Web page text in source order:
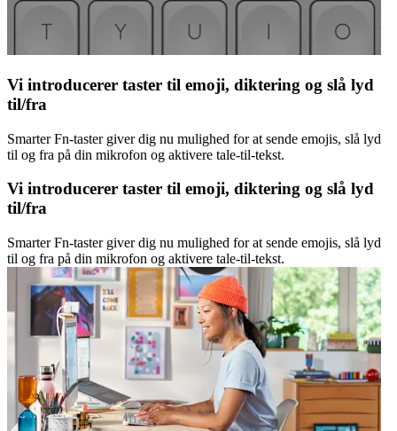
Vi introducerer taster til emoji, diktering og slå lyd
til/fra
Smarter Fn-taster giver dig nu mulighed for at sende emojis, slå lyd
til og fra på din mikrofon og aktivere tale-til-tekst.
Vi introducerer taster til emoji, diktering og slå lyd
til/fra
Smarter Fn-taster giver dig nu mulighed for at sende emojis, slå lyd
til og fra på din mikrofon og aktivere tale-til-tekst.